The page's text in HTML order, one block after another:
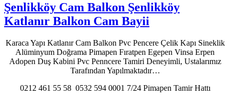
Şenlikköy Cam Balkon Şenlikköy
Katlanır Balkon Cam Bayii
Karaca Yapı Katlanır Cam Balkon Pvc Pencere Çelik Kapı Sineklik
Alüminyum Doğrama Pimapen Fıratpen Egepen Vinsa Erpen
Adopen Duş Kabini Pvc Penncere Tamiri Deneyimli, Ustalarımız
Tarafından Yapılmaktadır…
0212 461 55 58 0532 594 0001 7/24 Pimapen Tamir Hattı